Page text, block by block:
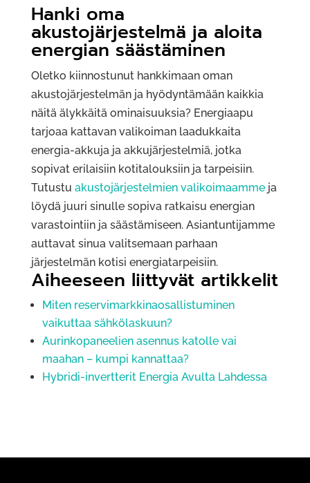
Hanki oma
akustojärjestelmä ja aloita
energian säästäminen
Oletko kiinnostunut hankkimaan oman
akustojärjestelmän ja hyödyntämään kaikkia
näitä älykkäitä ominaisuuksia? Energiaapu
tarjoaa kattavan valikoiman laadukkaita
energia-akkuja ja akkujärjestelmiä, jotka
sopivat erilaisiin kotitalouksiin ja tarpeisiin.
Tutustu akustojärjestelmien valikoimaammeja
löydä juuri sinulle sopiva ratkaisu energian
varastointiin ja säästämiseen. Asiantuntijamme
auttavat sinua valitsemaan parhaan
järjestelmän kotisi energiatarpeisiin.
Aiheeseen liittyvät artikkelit
Miten reservimarkkinaosallistuminen
vaikuttaa sähkölaskuun?
Aurinkopaneelien asennus katolle vai
maahan – kumpi kannattaa?
Hybridi-invertterit Energia Avulta Lahdessa